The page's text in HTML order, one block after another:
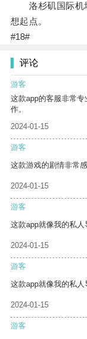
洛杉矶国际机场
想起点。
#18#
评论
游客
这款app的客服非常
作。
2024-01-15
游客
这款游戏的剧情非常
2024-01-15
游客
这款app就像我的私人
2024-01-15
游客
这款app就像我的私人
2024-01-15
游客